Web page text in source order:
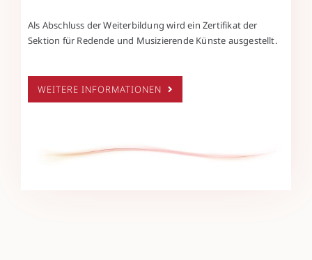
Als Abschluss der Weiterbildung wird ein Zertifikat der
Sektion für Redende und Musizierende Künste ausgestellt.
WEITERE INFORMATIONEN